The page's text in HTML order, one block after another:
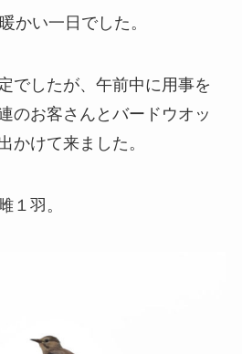
かい一日でした。
でしたが、午前中に用事を
のお客さんとバードウオッ
かけて来ました。
１羽。